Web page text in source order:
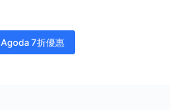
Agoda 7折優惠